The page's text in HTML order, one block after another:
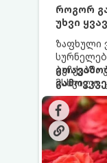
როგორ
უხვი
ზაფხული
მსხვილი,